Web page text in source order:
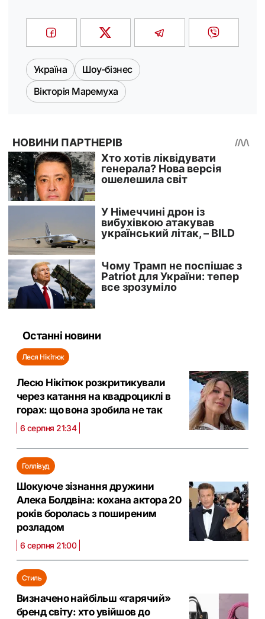
Україна
Шоу-бізнес
Вікторія Маремуха
Останні новини
Леся Нікітюк
Лесю Нікітюк розкритикували
через катання на квадроциклі в
горах: що вона зробила не так
6 серпня 21:34
Голлівуд
Шокуюче зізнання дружини
Алека Болдвіна: кохана актора 20
років боролась з поширеним
розладом
6 серпня 21:00
Стиль
Визначено найбільш «гарячий»
бренд світу: хто увійшов до